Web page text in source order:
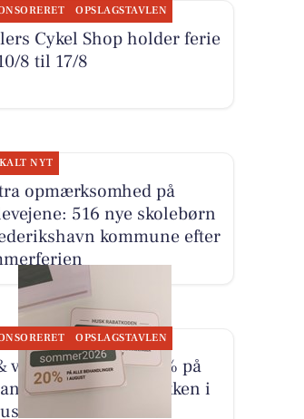
OPSLAGSTAVLEN
Cykel Shop holder ferie
8 til 17/8
NYT
opmærksomhed på
516 nye skolebørn
kommune efter
OPSLAGSTAVLEN
velvære tilbyder 20% på
for ondt i nakken i